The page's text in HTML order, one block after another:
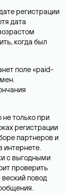
регистрации
дата
когда был
поле «paid-
только при
регистрации
партнеров и
интернете.
с выгодными
проверить
повод